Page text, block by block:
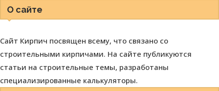
О сайте
Сайт Кирпич посвящен всему, что связано со
строительными кирпичами. На сайте публикуются
статьи на строительные темы, разработаны
специализированные калькуляторы.